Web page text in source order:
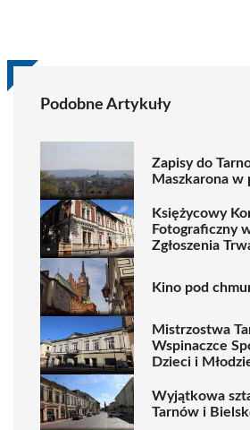
Podobne Artykuły
Zapisy do
Maszkarona w
Księżycowy
Fotograficzny
Zgłoszenia
Kino pod
Mistrzostwa
Wspinaczce
Dzieci i
Wyjątkowa
Tarnów i